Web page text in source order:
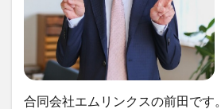
合同会社エムリンクスの前田です。